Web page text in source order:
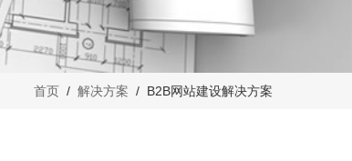
企业文化
团队介绍
我们的优势
招贤纳士
首页 / 解决方案 / B2B网站建设解决方案